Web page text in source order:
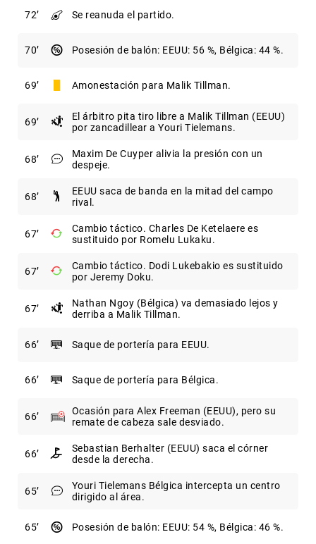
72 Se reanuda el partido.
70 Posesión de balón: EEUU: 56 %, Bélgica: 44 %.
69 Amonestación para Malik Tillman.
69
El árbitro pita tiro libre a Malik Tillman (EEUU)
por zancadillear a Youri Tielemans.
68
Maxim De Cuyper alivia la presión con un
despeje.
68
EEUU saca de banda en la mitad del campo
rival.
67
Cambio táctico. Charles De Ketelaere es
sustituido por Romelu Lukaku.
67
Cambio táctico. Dodi Lukebakio es sustituido
por Jeremy Doku.
67
Nathan Ngoy (Bélgica) va demasiado lejos y
derriba a Malik Tillman.
66 Saque de portería para EEUU.
66 Saque de portería para Bélgica.
66
Ocasión para Alex Freeman (EEUU), pero su
remate de cabeza sale desviado.
66
Sebastian Berhalter (EEUU) saca el córner
desde la derecha.
65
Youri Tielemans Bélgica intercepta un centro
dirigido al área.
65 Posesión de balón: EEUU: 54 %, Bélgica: 46 %.